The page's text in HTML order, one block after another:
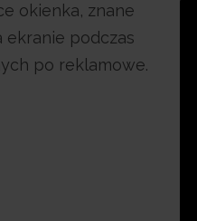
okienka, znane
ekranie podczas
po reklamowe.